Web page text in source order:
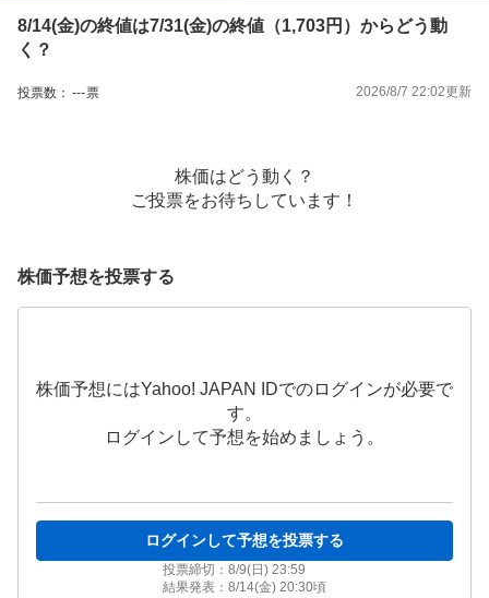
8/14(金)の終値は7/31(金)の終値（1,703円）からどう動
く？
投票数： ---票 2026/8/7 22:02更新
株価はどう動く？
ご投票をお待ちしています！
株価予想を投票する
株価予想にはYahoo! JAPAN IDでのログインが必要で
す。
ログインして予想を始めましょう。
ログインして予想を投票する
投票締切： 8/9(日) 23:59
結果発表： 8/14(金) 20:30頃